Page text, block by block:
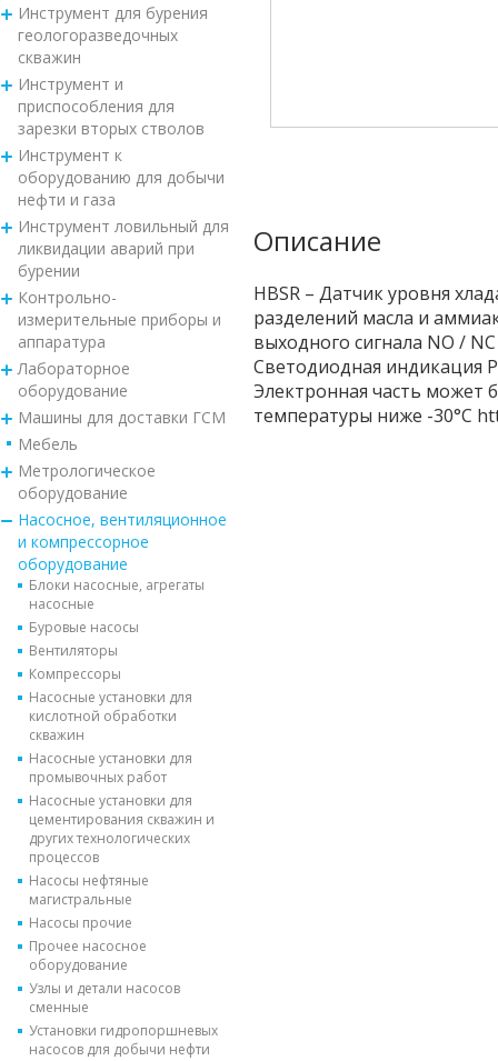
Инструмент для бурения
геологоразведочных
скважин
Инструмент и
приспособления для
зарезки вторых стволов
Инструмент к
оборудованию для добычи
нефти и газа
Инструмент ловильный для
ликвидации аварий при
бурении
Контрольно-
измерительные приборы и
аппаратура
Лабораторное
оборудование
Машины для доставки ГСМ
Мебель
Метрологическое
оборудование
Насосное, вентиляционное
и компрессорное
оборудование
Блоки насосные, агрегаты
насосные
Буровые насосы
Вентиляторы
Компрессоры
Насосные установки для
кислотной обработки
скважин
Насосные установки для
промывочных работ
Насосные установки для
цементирования скважин и
других технологических
процессов
Насосы нефтяные
магистральные
Насосы прочие
Прочее насосное
оборудование
Узлы и детали насосов
сменные
Установки гидропоршневых
насосов для добычи нефти
Описание
HBSR – Датчик уровня
разделений масла и
выходного сигнала NO /
Светодиодная индикация
Электронная часть может
температуры ниже -30°C